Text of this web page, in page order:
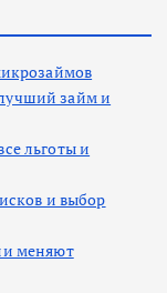
займ и
льготы и
и выбор
меняют